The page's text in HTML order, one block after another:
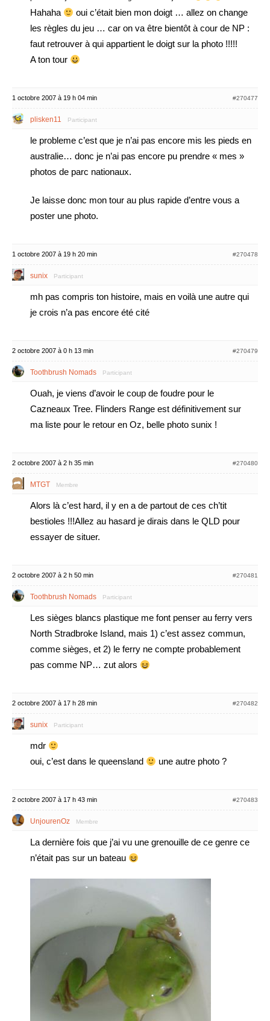
Hahaha
oui c’était bien mon doigt … allez on change
les règles du jeu … car on va être bientôt à cour de NP :
faut retrouver à qui appartient le doigt sur la photo !!!!!
A ton tour
1 octobre 2007 à 19 h 04 min #270477
plisken11 Participant
le probleme c’est que je n’ai pas encore mis les pieds en
australie… donc je n’ai pas encore pu prendre « mes »
photos de parc nationaux.
Je laisse donc mon tour au plus rapide d’entre vous a
poster une photo.
1 octobre 2007 à 19 h 20 min #270478
sunix Participant
mh pas compris ton histoire, mais en voilà une autre qui
je crois n’a pas encore été cité
2 octobre 2007 à 0 h 13 min #270479
Toothbrush Nomads Participant
Ouah, je viens d’avoir le coup de foudre pour le
Cazneaux Tree. Flinders Range est définitivement sur
ma liste pour le retour en Oz, belle photo sunix !
2 octobre 2007 à 2 h 35 min #270480
MTGT Membre
Alors là c’est hard, il y en a de partout de ces ch’tit
bestioles !!!Allez au hasard je dirais dans le QLD pour
essayer de situer.
2 octobre 2007 à 2 h 50 min #270481
Toothbrush Nomads Participant
Les sièges blancs plastique me font penser au ferry vers
North Stradbroke Island, mais 1) c’est assez commun,
comme sièges, et 2) le ferry ne compte probablement
pas comme NP… zut alors
2 octobre 2007 à 17 h 28 min #270482
sunix Participant
mdr
oui, c’est dans le queensland
une autre photo ?
2 octobre 2007 à 17 h 43 min #270483
UnjourenOz Membre
La dernière fois que j’ai vu une grenouille de ce genre ce
n’était pas sur un bateau